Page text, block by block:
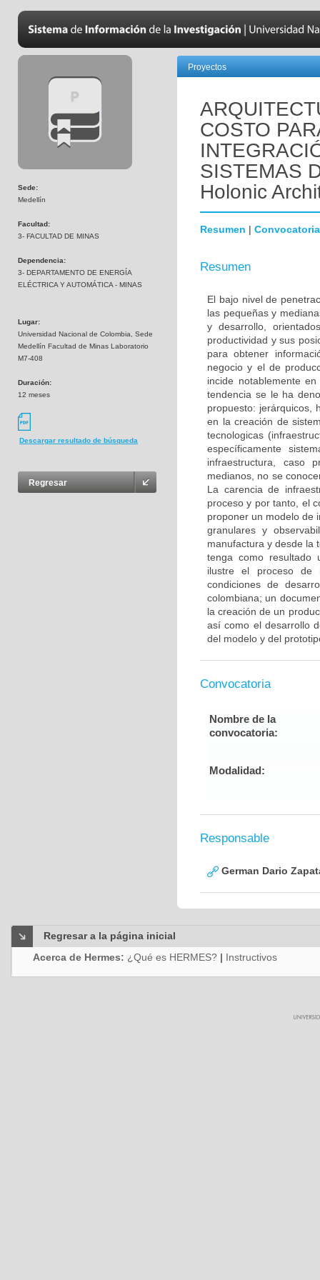
Sede:
Medellín
Facultad:
3- FACULTAD DE MINAS
Dependencia:
3- DEPARTAMENTO DE ENERGÍA
ELÉCTRICA Y AUTOMÁTICA - MINAS
Lugar:
Universidad Nacional de Colombia, Sede
Medellín Facultad de Minas Laboratorio
M7-408
Duración:
12 meses
Descargar resultado de búsqueda
Regresar
Proyectos
COSTO
SISTEMAS
Holonic
Resumen | Convocatoria
Resumen
El bajo nivel de
las pequeñas y
y desarrollo,
productividad y sus
para obtener
negocio y el de
incide notablemente
tendencia se le ha
propuesto: jerárquicos,
en la creación de
tecnologicas
específicamente
infraestructura, caso
medianos, no se
La carencia de
proceso y por tanto, el
proponer un modelo de
granulares y
manufactura y desde la
tenga como resultado
ilustre el proceso de
condiciones de
colombiana; un
la creación de un
así como el desarrollo
del modelo y del
Convocatoria
Nombre de la
convocatoria:
Modalidad:
Responsable
German Dario
Regresar a la página inicial
Acerca de Hermes: ¿Qué es HERMES? | Instructivos